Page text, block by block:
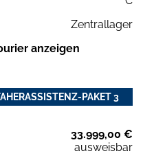
Zentrallager
anzeigen
PAKET 3
33.999,00 €
ausweisbar